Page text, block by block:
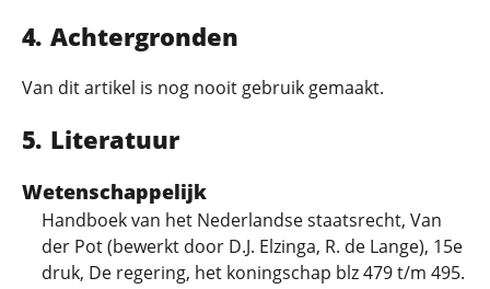
Achtergronden
Van dit artikel is nog nooit gebruik gemaakt.
Literatuur
Wetenschappelijk
Handboek van het Nederlandse staatsrecht, Van
der Pot (bewerkt door D.J. Elzinga, R. de Lange), 15e
druk, De regering, het koningschap blz 479 t/m 495.